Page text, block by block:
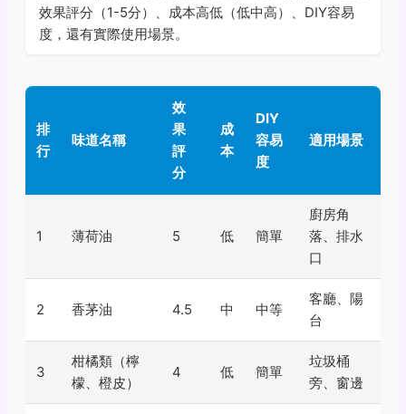
效果評分（1-5分）、成本高低（低中高）、DIY容易
度，還有實際使用場景。
排
行
味道名稱
效
果
評
分
成
本
DIY
容易
度
適用場景
1 薄荷油 5 低 簡單
廚房角
落、排水
口
2 香茅油 4.5 中 中等
客廳、陽
台
3
柑橘類（檸
檬、橙皮）
4 低 簡單
垃圾桶
旁、窗邊